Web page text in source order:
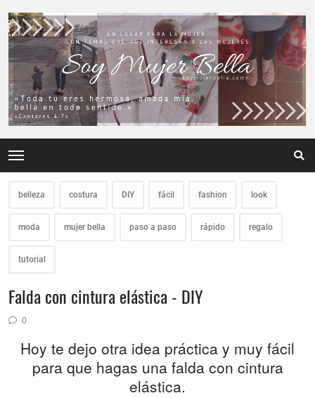
belleza costura DIY fácil fashion look
moda mujer bella paso a paso rápido regalo
tutorial
Falda con cintura elástica - DIY
0
Hoy te dejo otra idea práctica y muy fácil
para que hagas una falda con cintura
elástica.